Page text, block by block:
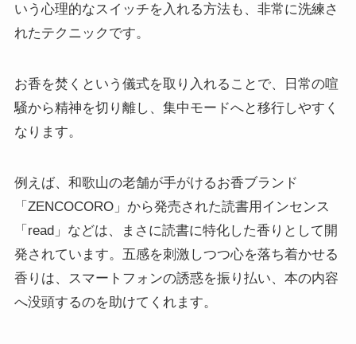
いう心理的なスイッチを入れる方法も、非常に洗練さ
れたテクニックです。
お香を焚くという儀式を取り入れることで、日常の喧
騒から精神を切り離し、集中モードへと移行しやすく
なります。
例えば、和歌山の老舗が手がけるお香ブランド
「ZENCOCORO」から発売された読書用インセンス
「read」などは、まさに読書に特化した香りとして開
発されています。五感を刺激しつつ心を落ち着かせる
香りは、スマートフォンの誘惑を振り払い、本の内容
へ没頭するのを助けてくれます。